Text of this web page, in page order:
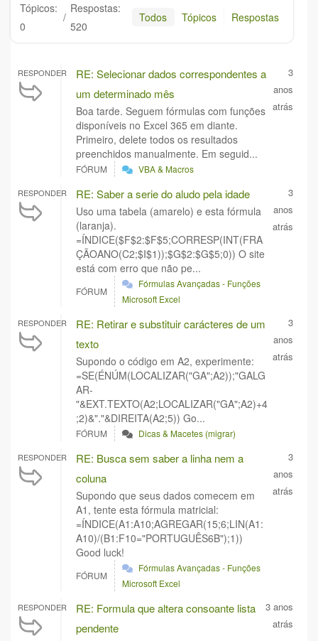
Tópicos:
0
/
Respostas:
520
Todos Tópicos Respostas
RESPONDER
RE: Selecionar dados correspondentes a
um determinado mês
Boa tarde. Seguem fórmulas com funções
disponíveis no Excel 365 em diante.
Primeiro, delete todos os resultados
preenchidos manualmente. Em seguid...
3
anos
atrás
FÓRUM VBA & Macros
RESPONDER RE: Saber a serie do aludo pela idade
Uso uma tabela (amarelo) e esta fórmula
(laranja).
=ÍNDICE($F$2:$F$5;CORRESP(INT(FRA
ÇÃOANO(C2;$I$1));$G$2:$G$5;0)) O site
está com erro que não pe...
3
anos
atrás
FÓRUM
Fórmulas Avançadas - Funções
Microsoft Excel
RESPONDER
RE: Retirar e substituir carácteres de um
texto
Supondo o código em A2, experimente:
=SE(ÉNÚM(LOCALIZAR("GA";A2));"GALG
AR-
"&EXT.TEXTO(A2;LOCALIZAR("GA";A2)+4
;2)&"."&DIREITA(A2;5)) Go...
3
anos
atrás
FÓRUM Dicas & Macetes (migrar)
RESPONDER
RE: Busca sem saber a linha nem a
coluna
Supondo que seus dados comecem em
A1, tente esta fórmula matricial:
=ÍNDICE(A1:A10;AGREGAR(15;6;LIN(A1:
A10)/(B1:F10="PORTUGUÊS6B");1))
Good luck!
3
anos
atrás
FÓRUM
Fórmulas Avançadas - Funções
Microsoft Excel
RESPONDER
RE: Formula que altera consoante lista
pendente
3 anos
atrás